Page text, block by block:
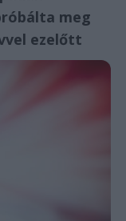
meg
ezelőtt